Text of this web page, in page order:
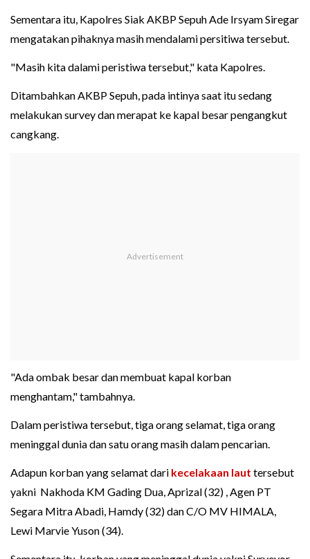
Sementara itu, Kapolres Siak AKBP Sepuh Ade Irsyam Siregar
mengatakan pihaknya masih mendalami persitiwa tersebut.
"Masih kita dalami peristiwa tersebut," kata Kapolres.
Ditambahkan AKBP Sepuh, pada intinya saat itu sedang
melakukan survey dan merapat ke kapal besar pengangkut
cangkang.
"Ada ombak besar dan membuat kapal korban
menghantam," tambahnya.
Dalam peristiwa tersebut, tiga orang selamat, tiga orang
meninggal dunia dan satu orang masih dalam pencarian.
Adapun korban yang selamat dari kecelakaan laut tersebut
yakni Nakhoda KM Gading Dua, Aprizal (32) , Agen PT
Segara Mitra Abadi, Hamdy (32) dan C/O MV HIMALA,
Lewi Marvie Yuson (34).